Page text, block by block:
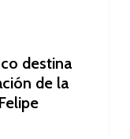
destina
de la